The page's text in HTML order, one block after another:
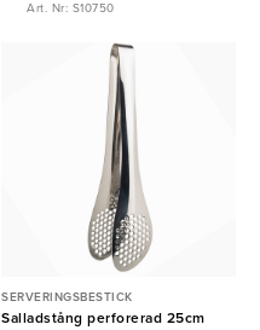
Art. Nr: S10750
SERVERINGSBESTICK
Salladstång perforerad 25cm